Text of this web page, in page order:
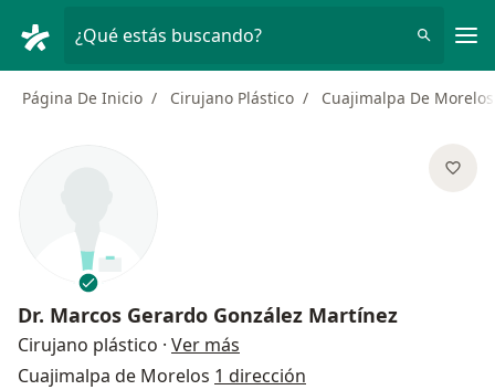
¿Qué estás buscando?
Página De Inicio Cirujano Plástico Cuajimalpa De Morelos
Dr. Marcos Gerardo González Martínez
Cirujano plástico · Ver más
Cuajimalpa de Morelos 1 dirección